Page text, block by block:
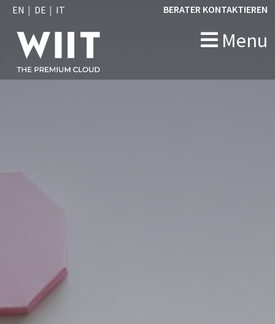
EN DE IT
Menu
BERATER KONTAKTIEREN